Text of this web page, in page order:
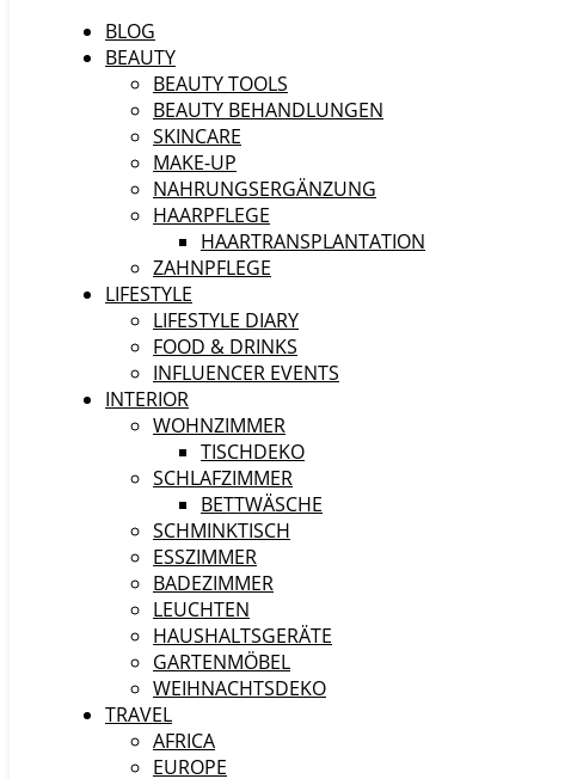
BLOG
BEAUTY
BEAUTY TOOLS
BEAUTY BEHANDLUNGEN
SKINCARE
MAKE-UP
NAHRUNGSERGÄNZUNG
HAARPFLEGE
HAARTRANSPLANTATION
ZAHNPFLEGE
LIFESTYLE
LIFESTYLE DIARY
FOOD & DRINKS
INFLUENCER EVENTS
INTERIOR
WOHNZIMMER
TISCHDEKO
SCHLAFZIMMER
BETTWÄSCHE
SCHMINKTISCH
ESSZIMMER
BADEZIMMER
LEUCHTEN
HAUSHALTSGERÄTE
GARTENMÖBEL
WEIHNACHTSDEKO
TRAVEL
AFRICA
EUROPE